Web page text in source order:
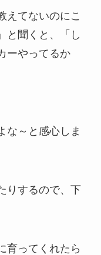
えてないのにこ
と聞くと、「し
ーやってるか
な～と感心しま
りするので、下
育ってくれたら